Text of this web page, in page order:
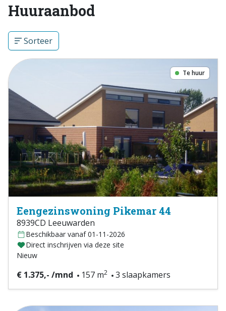
Huuraanbod
Sorteer
Te huur
Eengezinswoning Pikemar 44
8939CD Leeuwarden
Beschikbaar vanaf 01-11-2026
Direct inschrijven via deze site
Nieuw
€ 1.375,- /mnd 157 m2 3 slaapkamers